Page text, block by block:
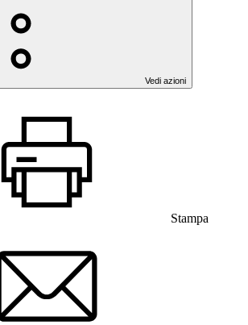
Vedi azioni
Stampa